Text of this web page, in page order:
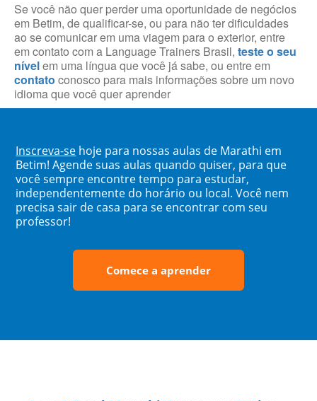
Se você não quer perder uma oportunidade de negócios
em Betim, de qualificar-se, ou para não ter dificuldades
ao se comunicar em uma viagem para o exterior, entre
em contato com a Language Trainers Brasil, teste o seu
nívelem uma língua que você já sabe, ou entre em
contato conosco para mais informações sobre um novo
idioma que você quer aprender
Inscreva-se hoje para nossas aulas de Marathi em
Betim! Agende suas aulas quando quiser, para que
você sempre encontre tempo para estudar,
independentemente do horário ou local. Você nem
precisa sair de casa para se encontrar com seu
professor!
Comece a aprender